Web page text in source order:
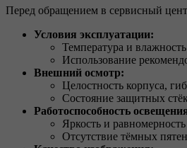
Перед обращением в сервисный
Условия эксплуатации:
Температура и
Использование
Внешний осмотр:
Целостность корпуса,
Состояние защитных
Работоспособность
Яркость и
Отсутствие тёмных